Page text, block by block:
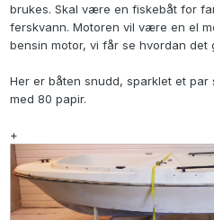
brukes. Skal være en fiskebåt for
ferskvann. Motoren vil være en el
bensin motor, vi får se hvordan det
Her er båten snudd, sparklet et
med 80 papir.
+